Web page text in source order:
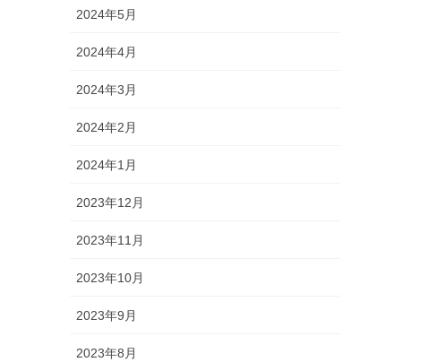
2024年5月
2024年4月
2024年3月
2024年2月
2024年1月
2023年12月
2023年11月
2023年10月
2023年9月
2023年8月